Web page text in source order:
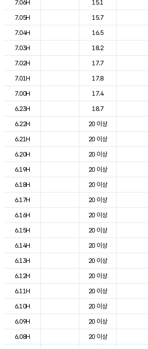
7.06H
15.1
7.05H
15.7
7.04H
16.5
7.03H
18.2
7.02H
17.7
7.01H
17.8
7.00H
17.4
6.23H
18.7
6.22H
20 이상
6.21H
20 이상
6.20H
20 이상
6.19H
20 이상
6.18H
20 이상
6.17H
20 이상
6.16H
20 이상
6.15H
20 이상
6.14H
20 이상
6.13H
20 이상
6.12H
20 이상
6.11H
20 이상
6.10H
20 이상
6.09H
20 이상
6.08H
20 이상